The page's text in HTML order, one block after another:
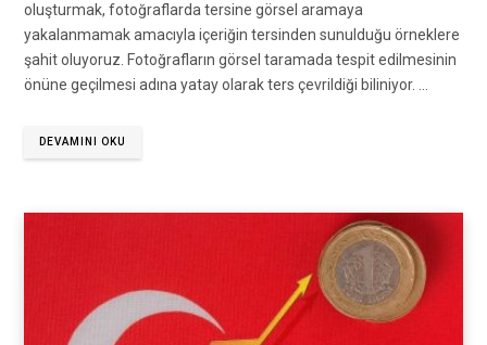
oluşturmak, fotoğraflarda tersine görsel aramaya
yakalanmamak amacıyla içeriğin tersinden sunulduğu örneklere
şahit oluyoruz. Fotoğrafların görsel taramada tespit edilmesinin
önüne geçilmesi adına yatay olarak ters çevrildiği biliniyor. …
DEVAMINI OKU